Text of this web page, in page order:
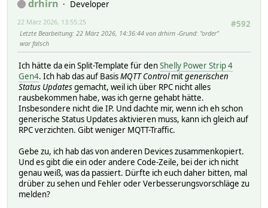
setstate deConz_HUEDevice12 2025-12-21 12:07:05 reachable
setstate deConz_HUEDevice12 2025-12-21 12:07:05 state
drhirn
Developer
#592
22 März 2026, 13:55:25
Letzte Bearbeitung: 22 März 2026, 14:36:44 von drhirn Grund: "order"
war falsch
Ich hätte da ein Split-Template für denShelly Power Strip 4
Gen4. Ich hab das auf BasisMQTT Controlmitgenerischen
Status Updatesgemacht, weil ich über RPC nicht alles
rausbekommen habe, was ich gerne gehabt hätte.
Insbesondere nicht die IP. Und dachte mir, wenn ich eh schon
generische Status Updates aktivieren muss, kann ich gleich auf
RPC verzichten. Gibt weniger MQTT-Traffic.
Gebe zu, ich hab das von anderen Devices zusammenkopiert.
Und es gibt die ein oder andere Code-Zeile, bei der ich nicht
genau weiß, was da passiert. Dürfte ich euch daher bitten, mal
drüber zu sehen und Fehler oder Verbesserungsvorschläge zu
melden?